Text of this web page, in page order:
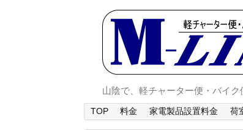
山陰で、軽チャーター便・バイク
TOP 料金 家電製品設置料金 荷